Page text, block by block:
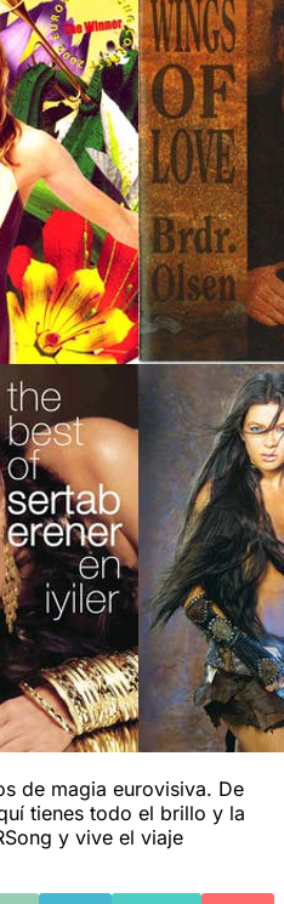
de magia eurovisiva. De
tienes todo el brillo y la
y vive el viaje